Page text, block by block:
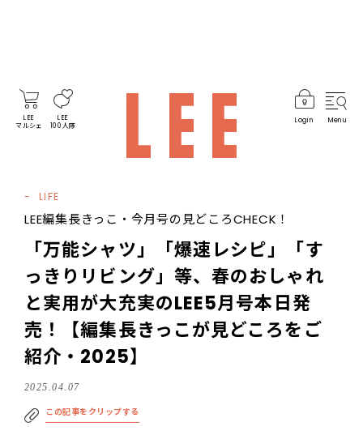
LEE
マルシェ
LEE
100人隊
Login Menu
LIFE
LEE編集長きっこ・今月号の見どころCHECK！
「万能シャツ」「爆速レシピ」「す
っきりリビング」等、春のおしゃれ
と実用が大充実のLEE5月号本日発
売！【編集長きっこが見どころをご
紹介・2025】
2025.04.07
この記事をクリップする